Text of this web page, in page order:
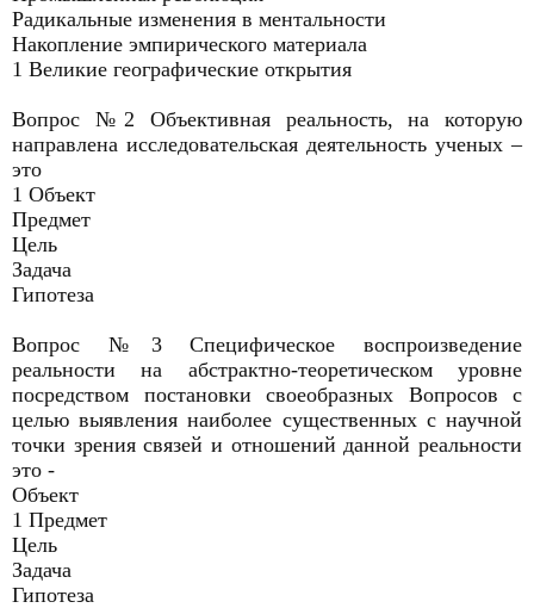
Радикальные изменения в ментальности
Накопление эмпирического материала
1 Великие географические открытия
Вопрос №2 Объективная реальность, на которую
направлена исследовательская деятельность ученых –
это
1 Объект
Предмет
Цель
Задача
Гипотеза
Вопрос №3 Специфическое воспроизведение
реальности на абстрактно-теоретическом уровне
посредством постановки своеобразных Вопросов с
целью выявления наиболее существенных с научной
точки зрения связей и отношений данной реальности
это -
Объект
1 Предмет
Цель
Задача
Гипотеза